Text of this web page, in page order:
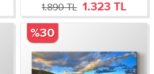
1.890 TL 1.323 TL
%30